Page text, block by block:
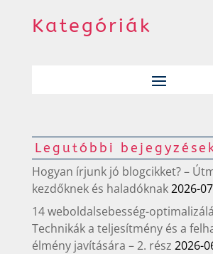
Kategóriák
Legutóbbi
Hogyan írjunk jó blogcikket? –
kezdőknek és haladóknak2026-
14 weboldalsebesség-
Technikák a teljesítmény és a
élmény javítására – 2. rész 2026-